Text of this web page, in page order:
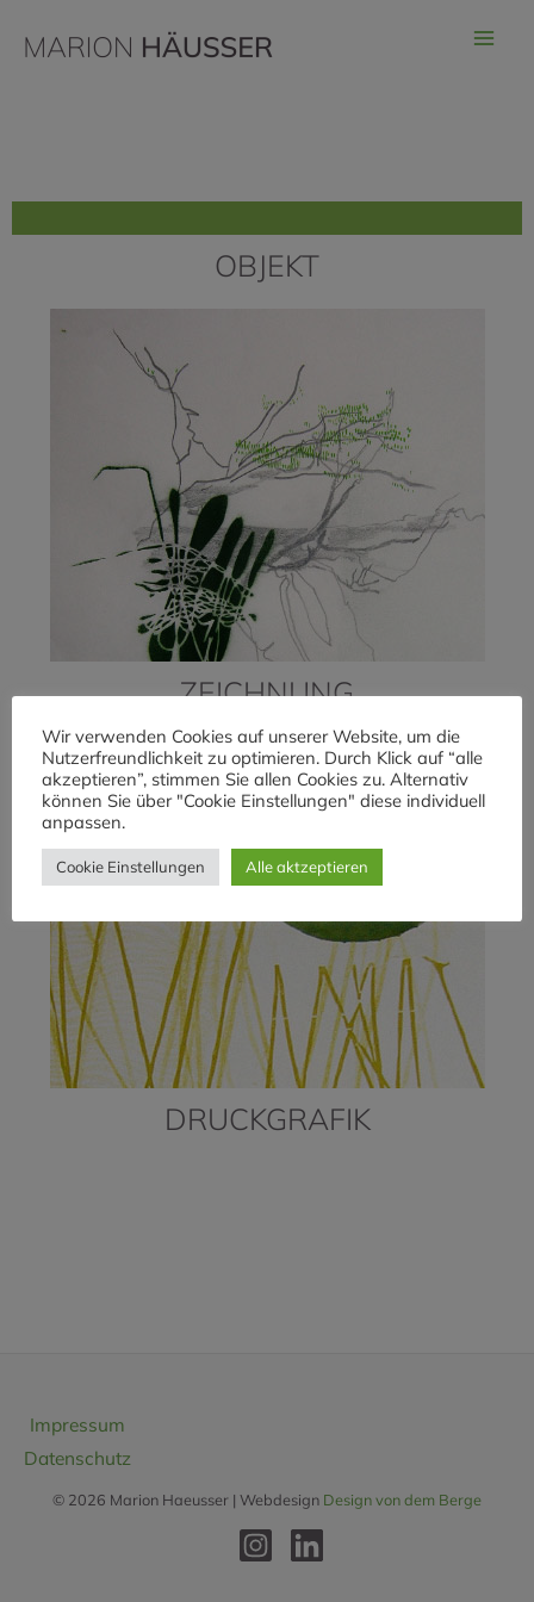
OBJEKT
ZEICHNUNG
DRUCKGRAFIK
Impressum
Datenschutz
© 2026 Marion Haeusser | Webdesign Design von dem Berge
Wir verwenden Cookies auf unserer Website, um die
Nutzerfreundlichkeit zu optimieren. Durch Klick auf “alle
akzeptieren”, stimmen Sie allen Cookies zu. Alternativ
können Sie über "Cookie Einstellungen" diese individuell
anpassen.
Cookie Einstellungen Alle aktzeptieren